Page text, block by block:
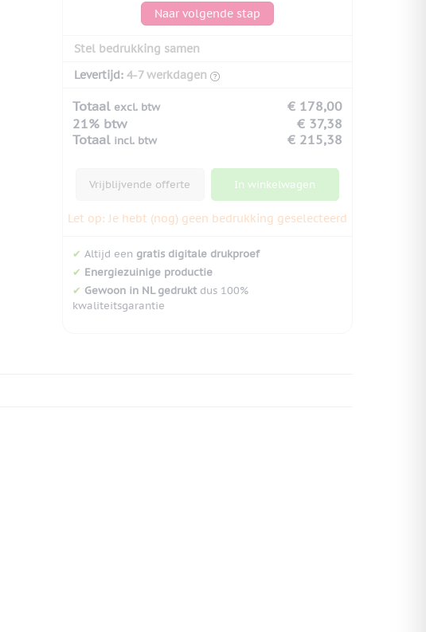
Naar volgende stap
Stel bedrukking samen
Levertijd: 4-7 werkdagen
Totaal excl. btw
€ 178,00
21% btw
€ 37,38
Totaal incl. btw € 215,38
Vrijblijvende offerte In winkelwagen
Let op: Je hebt (nog) geen bedrukking geselecteerd
✔ Altijd een gratis digitale drukproef
✔ Energiezuinige productie
✔ Gewoon in NL gedruktdus 100%
kwaliteitsgarantie